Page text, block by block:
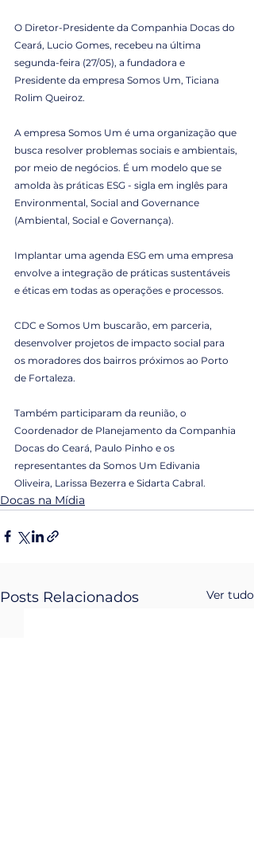
O Diretor-Presidente da Companhia Docas do
Ceará, Lucio Gomes, recebeu na última
segunda-feira (27/05), a fundadora e
Presidente da empresa Somos Um, Ticiana
Rolim Queiroz.
A empresa Somos Um é uma organização que
busca resolver problemas sociais e ambientais,
por meio de negócios. É um modelo que se
amolda às práticas ESG - sigla em inglês para
Environmental, Social and Governance
(Ambiental, Social e Governança).
Implantar uma agenda ESG em uma empresa
envolve a integração de práticas sustentáveis
e éticas em todas as operações e processos.
CDC e Somos Um buscarão, em parceria,
desenvolver projetos de impacto social para
os moradores dos bairros próximos ao Porto
de Fortaleza.
Também participaram da reunião, o
Coordenador de Planejamento da Companhia
Docas do Ceará, Paulo Pinho e os
representantes da Somos Um Edivania
Oliveira, Larissa Bezerra e Sidarta Cabral.
Docas na Mídia
Posts Relacionados Ver tudo